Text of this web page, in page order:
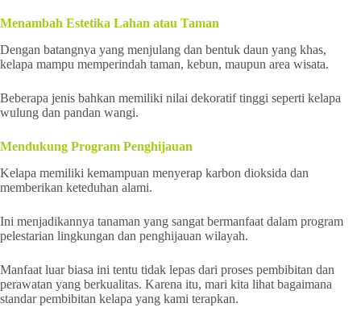
Menambah Estetika Lahan atau Taman
Dengan batangnya yang menjulang dan bentuk daun yang khas,
kelapa mampu memperindah taman, kebun, maupun area wisata.
Beberapa jenis bahkan memiliki nilai dekoratif tinggi seperti kelapa
wulung dan pandan wangi.
Mendukung Program Penghijauan
Kelapa memiliki kemampuan menyerap karbon dioksida dan
memberikan keteduhan alami.
Ini menjadikannya tanaman yang sangat bermanfaat dalam program
pelestarian lingkungan dan penghijauan wilayah.
Manfaat luar biasa ini tentu tidak lepas dari proses pembibitan dan
perawatan yang berkualitas. Karena itu, mari kita lihat bagaimana
standar pembibitan kelapa yang kami terapkan.